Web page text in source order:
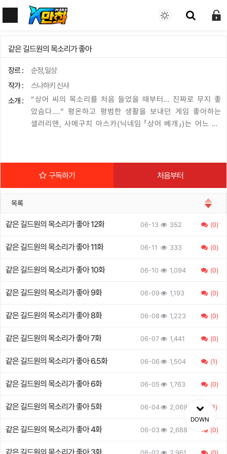
같은 길드원의 목소리가 좋아
장르 :
순정,일상
작가 :
스나하키 신샤
소개 :
“상어 씨의 목소리를 처음 들었을 때부터… 진짜로 무지 좋
았슴다….” 평온하고 평범한 생활을 보내던 게임 좋아하는
샐러리맨, 사메구치 아스카(닉네임 「상어 베개」)는 어느 날,
어온 것은 평소 보이스챗에서는 발언하지 않는 레어 캐릭터
메구치와 띠동갑 수준인 연하 여자아이였다! 그런 데다 그녀
는 묘하게 적극적이어서, 오프 모임을 단둘이서 개최하게 되
는데ㅡ?! 샐러리맨(32)×여대생(19)의 ‘목소리가 연결하는’
구독하기 처음부터
목록
같은 길드원의 목소리가 좋아 12화 06-13 352 (0)
같은 길드원의 목소리가 좋아 11화 06-11 333 (0)
같은 길드원의 목소리가 좋아 10화 06-10 1,094 (0)
같은 길드원의 목소리가 좋아 9화 06-09 1,193 (0)
같은 길드원의 목소리가 좋아 8화 06-08 1,223 (0)
같은 길드원의 목소리가 좋아 7화 06-07 1,441 (0)
같은 길드원의 목소리가 좋아 6.5화 06-06 1,504 (1)
같은 길드원의 목소리가 좋아 6화 06-05 1,763 (0)
같은 길드원의 목소리가 좋아 5화 06-04 2,069 (1)
같은 길드원의 목소리가 좋아 4화 06-03 2,688 (0)
06-02 2,961 (0)
DOWN